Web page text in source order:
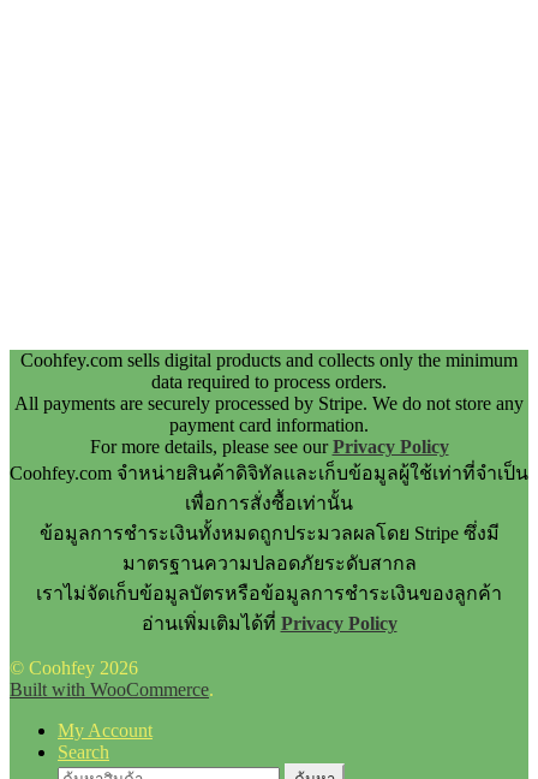
Coohfey.com sells digital products and collects only the minimum
data required to process orders.
All payments are securely processed by Stripe. We do not store any
payment card information.
For more details, please see ourPrivacy Policy
Coohfey.com จำหน่ายสินค้าดิจิทัลและเก็บข้อมูลผู้ใช้เท่าที่จำเป็น
เพื่อการสั่งซื้อเท่านั้น
ข้อมูลการชำระเงินทั้งหมดถูกประมวลผลโดย Stripe ซึ่งมี
มาตรฐานความปลอดภัยระดับสากล
เราไม่จัดเก็บข้อมูลบัตรหรือข้อมูลการชำระเงินของลูกค้า
อ่านเพิ่มเติมได้ที่ Privacy Policy
© Coohfey 2026
Built with WooCommerce.
My Account
Search